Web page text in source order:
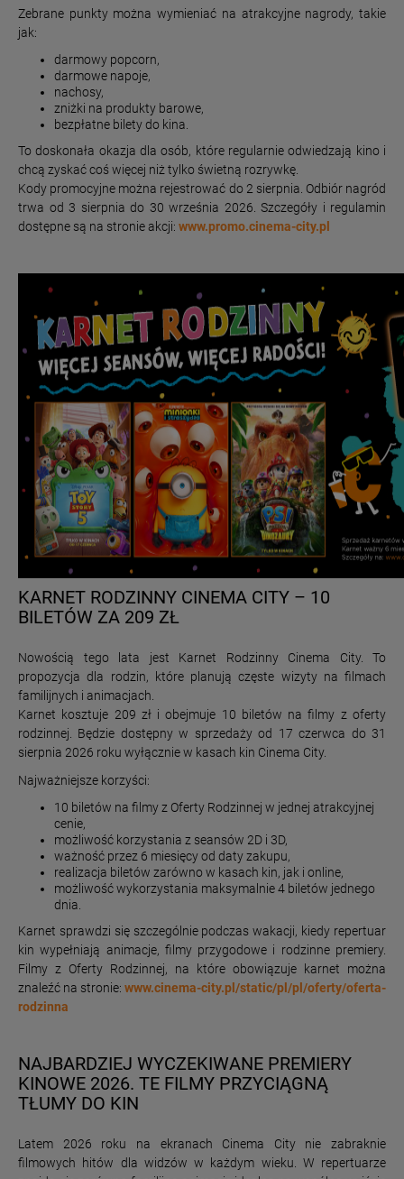
Zebrane punkty można wymieniać na atrakcyjne nagrody, takie
jak:
darmowy popcorn,
darmowe napoje,
nachosy,
zniżki na produkty barowe,
bezpłatne bilety do kina.
To doskonała okazja dla osób, które regularnie odwiedzają kino i
chcą zyskać coś więcej niż tylko świetną rozrywkę.
Kody promocyjne można rejestrować do 2 sierpnia. Odbiór nagród
trwa od 3 sierpnia do 30 września 2026. Szczegóły i regulamin
dostępne są na stronie akcji: www.promo.cinema-city.pl
KARNET RODZINNY CINEMA CITY – 10
BILETÓW ZA 209 ZŁ
Nowością tego lata jest Karnet Rodzinny Cinema City. To
propozycja dla rodzin, które planują częste wizyty na filmach
familijnych i animacjach.
Karnet kosztuje 209 zł i obejmuje 10 biletów na filmy z oferty
rodzinnej. Będzie dostępny w sprzedaży od 17 czerwca do 31
sierpnia 2026 roku wyłącznie w kasach kin Cinema City.
Najważniejsze korzyści:
10 biletów na filmy z Oferty Rodzinnej w jednej atrakcyjnej
cenie,
możliwość korzystania z seansów 2D i 3D,
ważność przez 6 miesięcy od daty zakupu,
realizacja biletów zarówno w kasach kin, jak i online,
możliwość wykorzystania maksymalnie 4 biletów jednego
dnia.
Karnet sprawdzi się szczególnie podczas wakacji, kiedy repertuar
kin wypełniają animacje, filmy przygodowe i rodzinne premiery.
Filmy z Oferty Rodzinnej, na które obowiązuje karnet można
znaleźć na stronie: www.cinema-city.pl/static/pl/pl/oferty/oferta-
rodzinna
NAJBARDZIEJ WYCZEKIWANE PREMIERY
KINOWE 2026. TE FILMY PRZYCIĄGNĄ
TŁUMY DO KIN
Latem 2026 roku na ekranach Cinema City nie zabraknie
filmowych hitów dla widzów w każdym wieku. W repertuarze